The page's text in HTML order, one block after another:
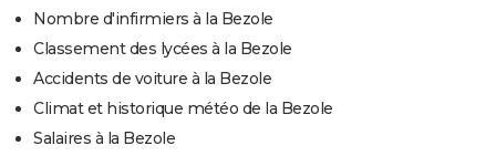
Nombre d'infirmiers à la Bezole
Classement des lycées à la Bezole
Accidents de voiture à la Bezole
Climat et historique météo de la Bezole
Salaires à la Bezole